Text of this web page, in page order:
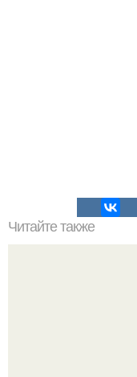
Читайте также